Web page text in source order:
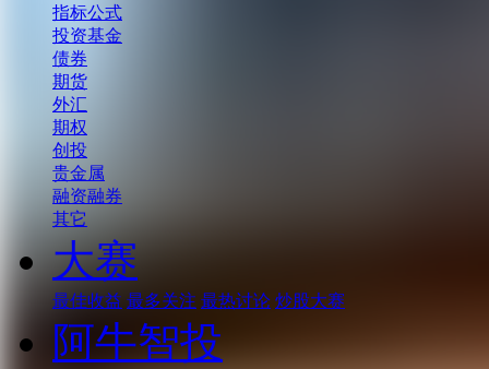
指标公式
投资基金
债券
期货
外汇
期权
创投
贵金属
融资融券
其它
大赛
最佳收益 最多关注 最热讨论 炒股大赛
阿牛智投